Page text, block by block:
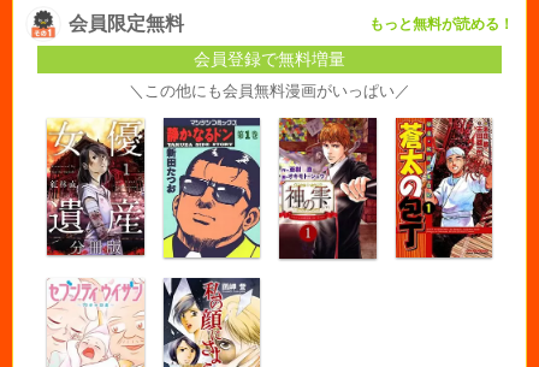
会員限定無料 もっと無料が読める！
会員登録で無料増量
＼この他にも会員無料漫画がいっぱい／